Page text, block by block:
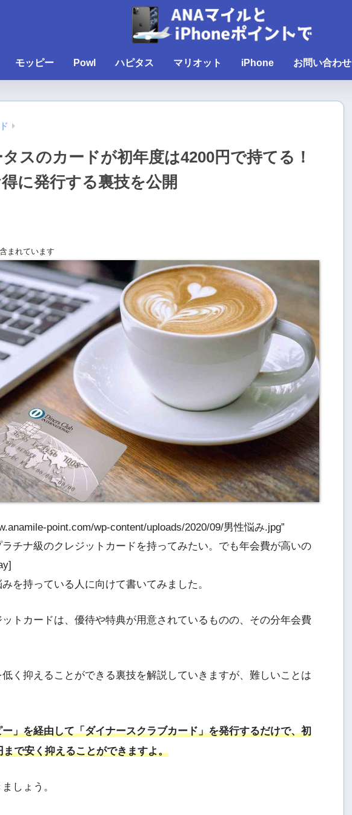
モッピー Powl ハピタス マリオット iPhone お問い合わせ
スのカードが初年度は4200円で持てる！
に発行する裏技を公開
まれています
point.com/wp-content/uploads/2020/09/男性悩み.jpg”
ラチナ級のクレジットカードを持ってみたい。でも年会費が高いの
を持っている人に向けて書いてみました。
トカードは、優待や特典が用意されているものの、その分年会費
く抑えることができる裏技を解説していきますが、難しいことは
」を経由して「ダイナースクラブカード」を発行するだけで、初
で安く抑えることができますよ。
しょう。